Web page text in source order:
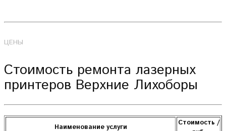
ЦЕНЫ
Стоимость ремонта лазерных
принтеров Верхние Лихоборы
Наименование услуги
Стоимость /